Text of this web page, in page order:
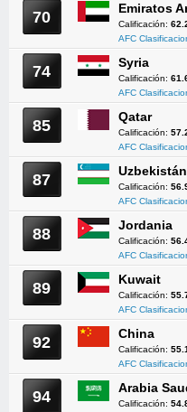
70 Emiratos
Calificación:
AFC
74 Syria
Calificación:
AFC
85 Qatar
Calificación:
AFC
87 Uzbekistán
Calificación:
AFC
88 Jordania
Calificación:
AFC
89 Kuwait
Calificación:
AFC
92 China
Calificación: 55.1
AFC
94 Arabia
Calificación: